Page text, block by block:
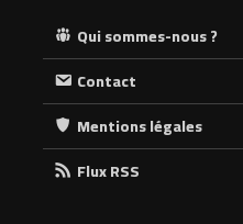
Qui sommes-nous ?
Contact
Mentions légales
Flux RSS